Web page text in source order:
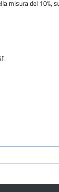
misura del 10%,